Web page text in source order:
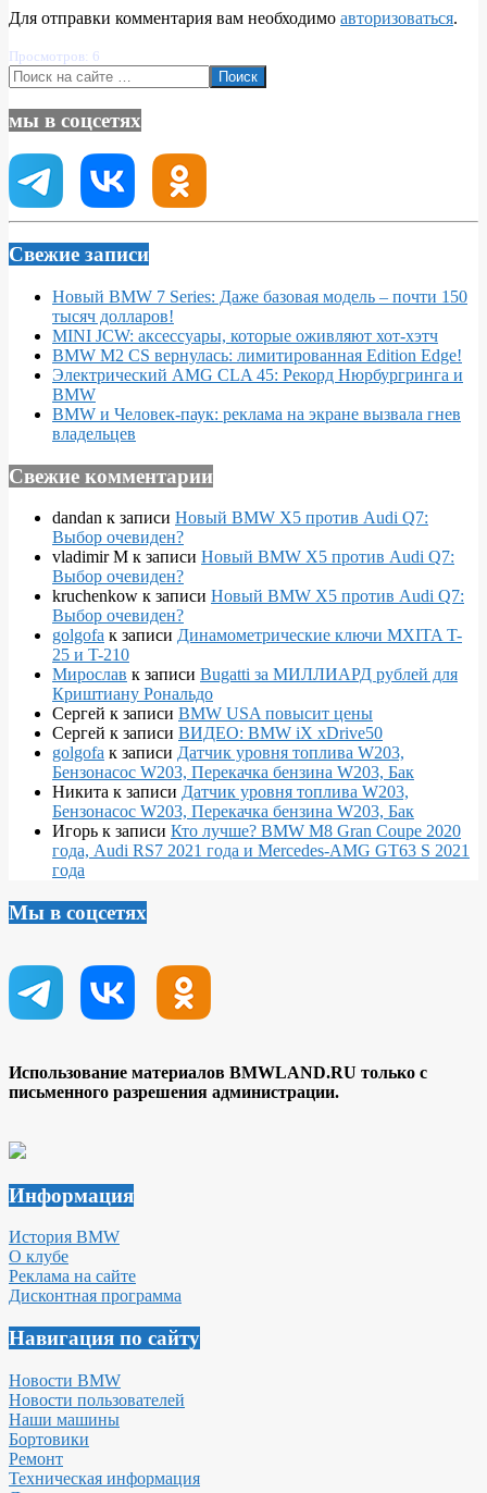
Для отправки комментария вам необходимо авторизоваться.
Просмотров: 6
Поиск
мы в соцсетях
Свежие записи
Новый BMW 7 Series: Даже базовая модель – почти 150
тысяч долларов!
MINI JCW: аксессуары, которые оживляют хот-хэтч
BMW M2 CS вернулась: лимитированная Edition Edge!
Электрический AMG CLA 45: Рекорд Нюрбургринга и
BMW
BMW и Человек-паук: реклама на экране вызвала гнев
владельцев
Свежие комментарии
dandan к записи Новый BMW X5 против Audi Q7:
Выбор очевиден?
vladimir M к записи Новый BMW X5 против Audi Q7:
Выбор очевиден?
kruchenkow к записи Новый BMW X5 против Audi Q7:
Выбор очевиден?
golgofa к записи Динамометрические ключи MXITA T-
25 и T-210
Мирослав к записи Bugatti за МИЛЛИАРД рублей для
Криштиану Рональдо
Сергей к записи BMW USA повысит цены
Сергей к записи ВИДЕО: BMW iX xDrive50
golgofa к записи Датчик уровня топлива W203,
Бензонасос W203, Перекачка бензина W203, Бак
Никита к записи Датчик уровня топлива W203,
Бензонасос W203, Перекачка бензина W203, Бак
Игорь к записи Кто лучше? BMW M8 Gran Coupe 2020
года, Audi RS7 2021 года и Mercedes-AMG GT63 S 2021
года
Мы в соцсетях
Использование материалов BMWLAND.RU только с
письменного разрешения администрации.
Информация
История BMW
О клубе
Реклама на сайте
Дисконтная программа
Навигация по сайту
Новости BMW
Новости пользователей
Наши машины
Бортовики
Ремонт
Техническая информация